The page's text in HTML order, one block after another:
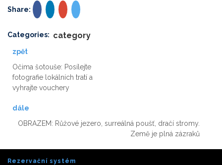
Share:
Categories: category
zpět
Očima šotouše: Posílejte
fotografie lokálních tratí a
vyhrajte vouchery
dále
OBRAZEM: Růžové jezero, surreálná poušť, dračí stromy.
Země je plná zázraků
Rezervační systém